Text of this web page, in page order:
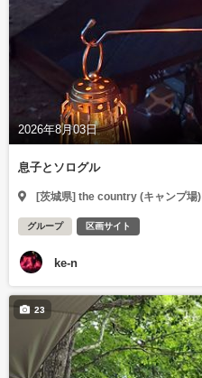
2026年8月03日
息子とソログル
[茨城県] the country (キャンプ場)
グループ 区画サイト
ke-n
23